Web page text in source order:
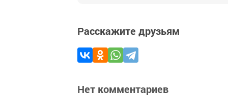
Расскажите друзьям
Нет комментариев